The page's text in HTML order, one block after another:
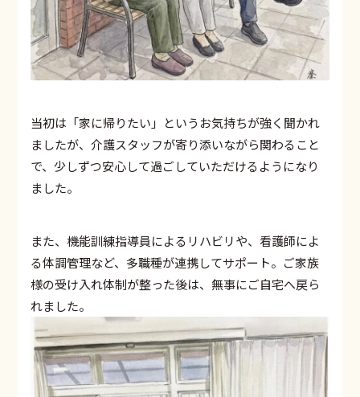
当初は「家に帰りたい」というお気持ちが強く聞かれ
ましたが、介護スタッフが寄り添いながら関わること
で、少しずつ安心して過ごしていただけるようになり
ました。
また、機能訓練指導員によるリハビリや、看護師によ
る体調管理など、多職種が連携してサポート。ご家族
様の受け入れ体制が整った後は、無事にご自宅へ戻ら
れました。